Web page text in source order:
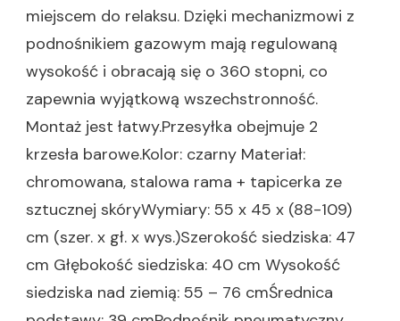
miejscem do relaksu. Dzięki mechanizmowi z
podnośnikiem gazowym mają regulowaną
wysokość i obracają się o 360 stopni, co
zapewnia wyjątkową wszechstronność.
Montaż jest łatwy.Przesyłka obejmuje 2
krzesła barowe.Kolor: czarny Materiał:
chromowana, stalowa rama + tapicerka ze
sztucznej skóryWymiary: 55 x 45 x (88-109)
cm (szer. x gł. x wys.)Szerokość siedziska: 47
cm Głębokość siedziska: 40 cm Wysokość
siedziska nad ziemią: 55 – 76 cmŚrednica